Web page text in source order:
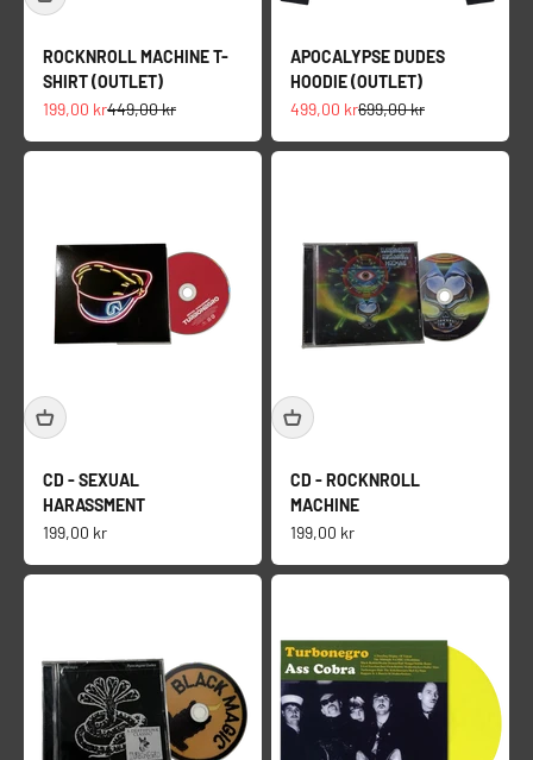
ROCKNROLL MACHINE T-
SHIRT (OUTLET)
Salgspris
199,00 krNormalpris
449,00 kr
APOCALYPSE DUDES
HOODIE (OUTLET)
Salgspris
499,00 krNormalpris
699,00 kr
CD - SEXUAL
HARASSMENT
Salgspris
199,00 kr
CD - ROCKNROLL
MACHINE
Salgspris
199,00 kr